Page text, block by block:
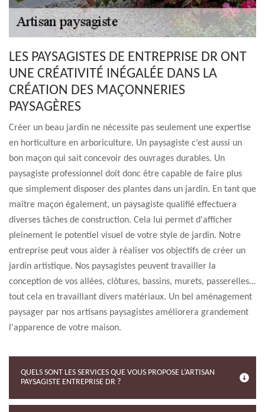
LES PAYSAGISTES DE ENTREPRISE DR ONT
UNE CRÉATIVITÉ INÉGALÉE DANS LA
CRÉATION DES MAÇONNERIES
PAYSAGÈRES
Créer un beau jardin ne nécessite pas seulement une expertise
en horticulture en arboriculture. Un paysagiste c’est aussi un
bon maçon qui sait concevoir des ouvrages durables. Un
paysagiste professionnel doit donc être capable de faire plus
que simplement disposer des plantes dans un jardin. En tant que
maître maçon également, un paysagiste qualifié effectuera
diverses tâches de construction. Cela lui permet d'afficher
pleinement le potentiel visuel de votre style de jardin. Notre
entreprise peut vous aider à réaliser vos objectifs de créer un
jardin artistique. Nos paysagistes peuvent travailler la
conception de vos allées, clôtures, bassins, murets, passerelles…
tout cela en travaillant divers matériaux. Un bel aménagement
paysager par nos artisans paysagistes améliorera grandement
l'apparence de votre maison.
QUELS SONT LES SERVICES QUE VOUS PROPOSE L’ARTISAN
PAYSAGISTE ENTREPRISE DR ?